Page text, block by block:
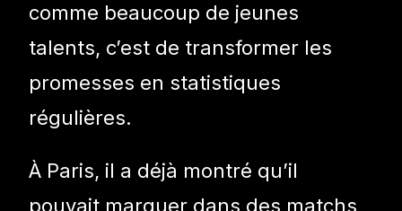
comme beaucoup de jeunes
talents, c’est de transformer les
promesses en statistiques
régulières.
À Paris, il a déjà montré qu’il
pouvait marquer dans des matchs